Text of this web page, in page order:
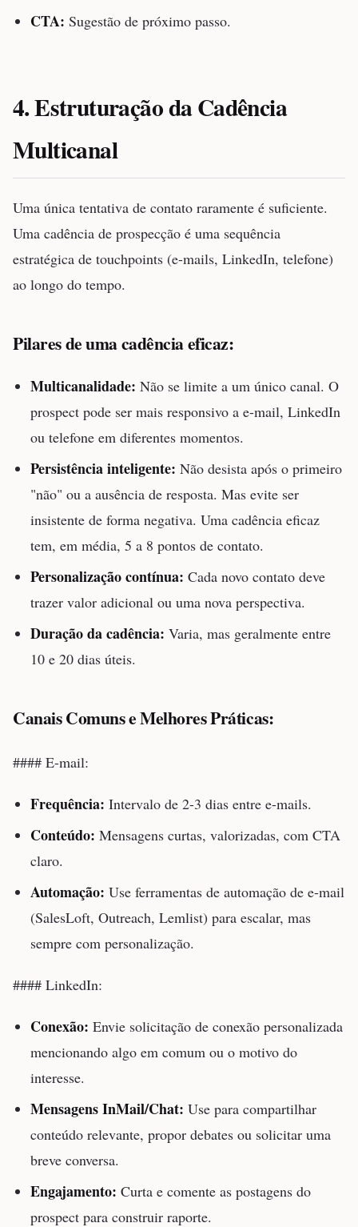
CTA: Sugestão de próximo passo.
4. Estruturação da Cadência
Multicanal
Uma única tentativa de contato raramente é suficiente.
Uma cadência de prospecção é uma sequência
estratégica de touchpoints (e-mails, LinkedIn, telefone)
ao longo do tempo.
Pilares de uma cadência eficaz:
Multicanalidade: Não se limite a um único canal. O
prospect pode ser mais responsivo a e-mail, LinkedIn
ou telefone em diferentes momentos.
Persistência inteligente: Não desista após o primeiro
"não" ou a ausência de resposta. Mas evite ser
insistente de forma negativa. Uma cadência eficaz
tem, em média, 5 a 8 pontos de contato.
Personalização contínua: Cada novo contato deve
trazer valor adicional ou uma nova perspectiva.
Duração da cadência: Varia, mas geralmente entre
10 e 20 dias úteis.
Canais Comuns e Melhores Práticas:
#### E-mail:
Frequência: Intervalo de 2-3 dias entre e-mails.
Conteúdo: Mensagens curtas, valorizadas, com CTA
claro.
Automação: Use ferramentas de automação de e-mail
(SalesLoft, Outreach, Lemlist) para escalar, mas
sempre com personalização.
#### LinkedIn:
Conexão: Envie solicitação de conexão personalizada
mencionando algo em comum ou o motivo do
interesse.
Mensagens InMail/Chat: Use para compartilhar
conteúdo relevante, propor debates ou solicitar uma
breve conversa.
Engajamento: Curta e comente as postagens do
prospect para construir raporte.